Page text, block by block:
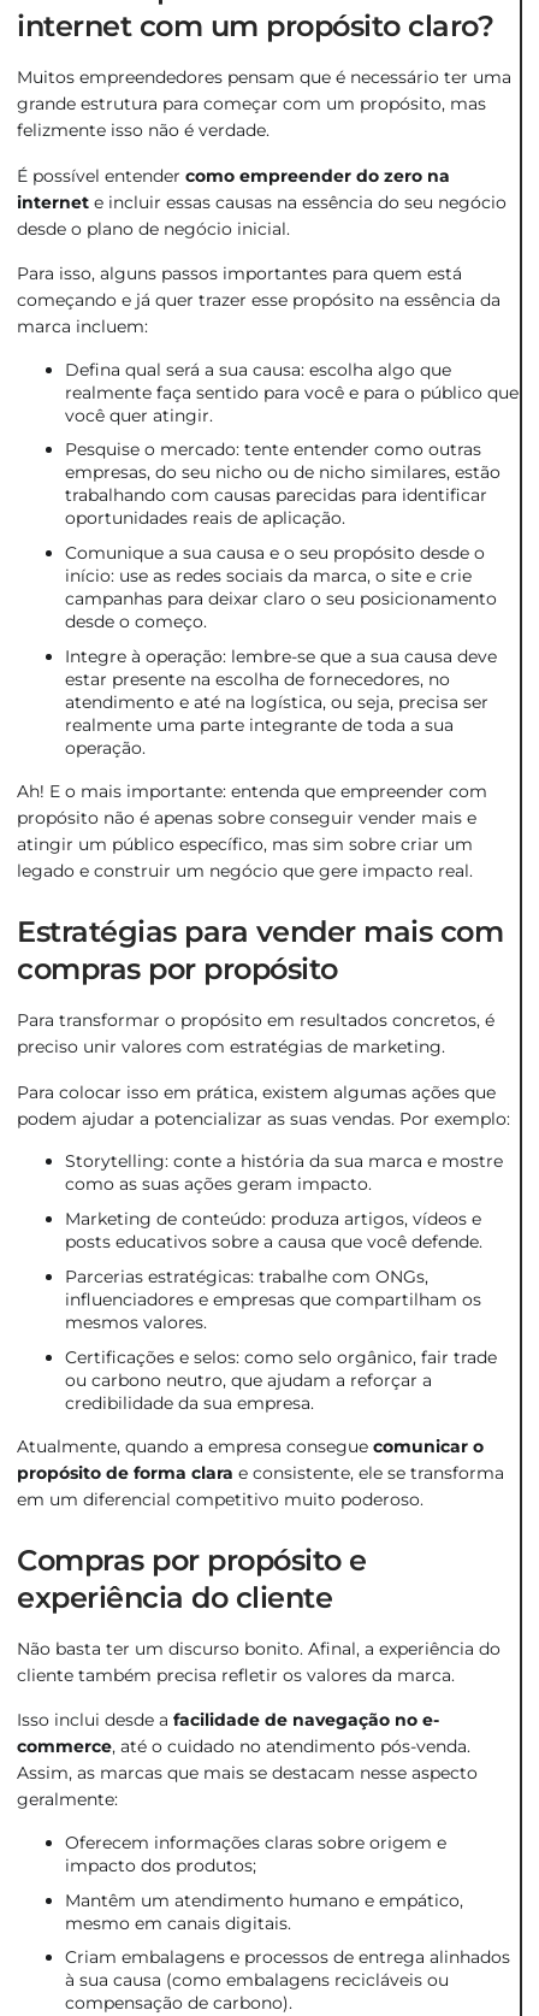
internet com um propósito claro?
Muitos empreendedores pensam que é necessário ter uma
grande estrutura para começar com um propósito, mas
felizmente isso não é verdade.
É possível entender como empreender do zero na
internet e incluir essas causas na essência do seu negócio
desde o plano de negócio inicial.
Para isso, alguns passos importantes para quem está
começando e já quer trazer esse propósito na essência da
marca incluem:
Defina qual será a sua causa: escolha algo que
realmente faça sentido para você e para o público que
você quer atingir.
Pesquise o mercado: tente entender como outras
empresas, do seu nicho ou de nicho similares, estão
trabalhando com causas parecidas para identificar
oportunidades reais de aplicação.
Comunique a sua causa e o seu propósito desde o
início: use as redes sociais da marca, o site e crie
campanhas para deixar claro o seu posicionamento
desde o começo.
Integre à operação: lembre-se que a sua causa deve
estar presente na escolha de fornecedores, no
atendimento e até na logística, ou seja, precisa ser
realmente uma parte integrante de toda a sua
operação.
Ah! E o mais importante: entenda que empreender com
propósito não é apenas sobre conseguir vender mais e
atingir um público específico, mas sim sobre criar um
legado e construir um negócio que gere impacto real.
Estratégias para vender mais com
compras por propósito
Para transformar o propósito em resultados concretos, é
preciso unir valores com estratégias de marketing.
Para colocar isso em prática, existem algumas ações que
podem ajudar a potencializar as suas vendas. Por exemplo:
Storytelling: conte a história da sua marca e mostre
como as suas ações geram impacto.
Marketing de conteúdo: produza artigos, vídeos e
posts educativos sobre a causa que você defende.
Parcerias estratégicas: trabalhe com ONGs,
influenciadores e empresas que compartilham os
mesmos valores.
Certificações e selos: como selo orgânico, fair trade
ou carbono neutro, que ajudam a reforçar a
credibilidade da sua empresa.
Atualmente, quando a empresa consegue comunicar o
propósito de forma clara e consistente, ele se transforma
em um diferencial competitivo muito poderoso.
Compras por propósito e
experiência do cliente
Não basta ter um discurso bonito. Afinal, a experiência do
cliente também precisa refletir os valores da marca.
Isso inclui desde a facilidade de navegação no e-
commerce, até o cuidado no atendimento pós-venda.
Assim, as marcas que mais se destacam nesse aspecto
geralmente:
Oferecem informações claras sobre origem e
impacto dos produtos;
Mantêm um atendimento humano e empático,
mesmo em canais digitais.
Criam embalagens e processos de entrega alinhados
à sua causa (como embalagens recicláveis ou
compensação de carbono).